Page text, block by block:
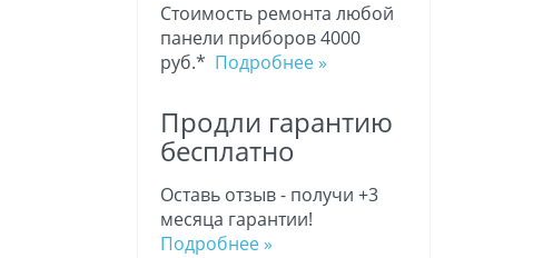
Стоимость ремонта любой
панели приборов 4000
руб.* Подробнее »
Продли гарантию
бесплатно
Оставь отзыв - получи +3
месяца гарантии!
Подробнее »